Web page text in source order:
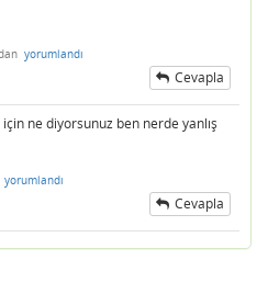
yorumlandı
Cevapla
ne diyorsunuz ben nerde yanlış
yorumlandı
Cevapla